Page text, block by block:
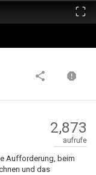
2,873
aufrufe
Aufforderung, beim
und das